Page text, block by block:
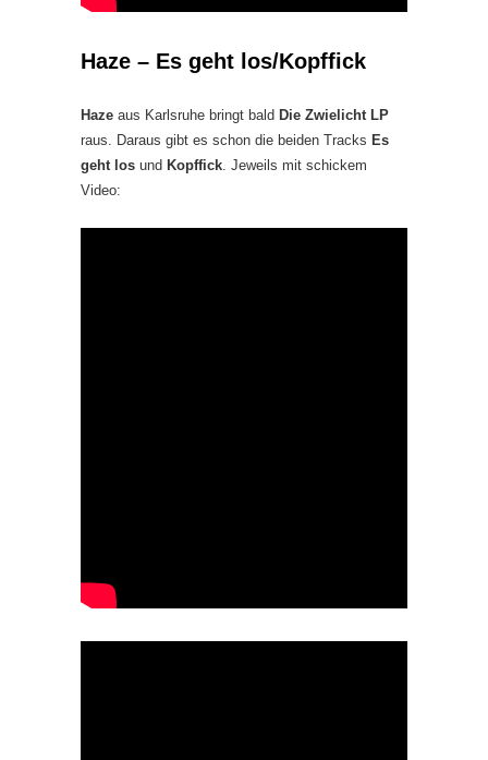
Haze – Es geht los/Kopffick
Haze aus Karlsruhe bringt bald Die Zwielicht LP
raus. Daraus gibt es schon die beiden Tracks Es
geht los und Kopffick . Jeweils mit schickem
Video: